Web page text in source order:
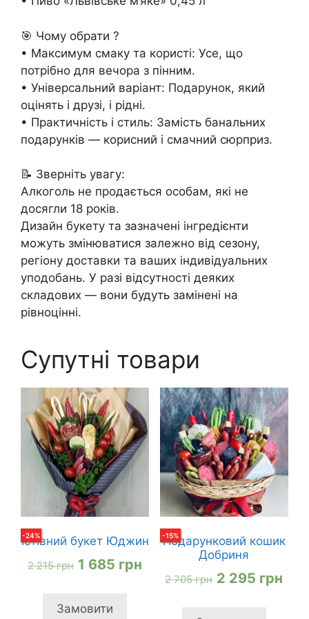
🎯 Чому обрати ?
• Максимум смаку та користі: Усе, що
потрібно для вечора з пінним.
• Універсальний варіант: Подарунок, який
оцінять і друзі, і рідні.
• Практичність і стиль: Замість банальних
подарунків — корисний і смачний сюрприз.
📝 Зверніть увагу:
Алкоголь не продається особам, які не
досягли 18 років.
Дизайн букету та зазначені інгредієнти
можуть змінюватися залежно від сезону,
регіону доставки та ваших індивідуальних
уподобань. У разі відсутності деяких
складових — вони будуть замінені на
рівноцінні.
Супутні товари
-24%
Їстівний букет Юджин
2 215грн Оригінальна
2
1 685 грн
ціна:
Замовити
-15%
Подарунковий кошик
Добриня
2 705грн Оригінальна
2 295 грн